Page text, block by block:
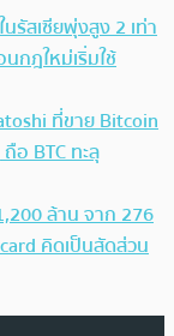
รัสเซียพุ่งสูง 2 เท่า
กฎใหม่เริ่มใช้
ที่ขาย Bitcoin
อ BTC ทะลุ
ล้าน จาก 276
คิดเป็นสัดส่วน